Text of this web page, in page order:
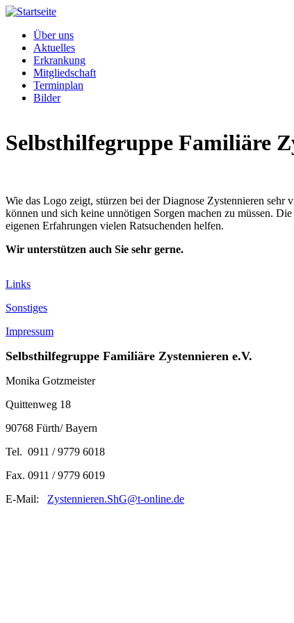
Direkt zum Inhalt
Über uns
Aktuelles
Erkrankung
Mitgliedschaft
Terminplan
Bilder
Selbsthilfegruppe Familiäre
Wie das Logo zeigt, stürzen bei der Diagnose Zystennieren
können und sich keine unnötigen Sorgen machen zu müssen.
eigenen Erfahrungen vielen Ratsuchenden helfen.
Wir unterstützen auch Sie sehr gerne.
Links
Sonstiges
Impressum
Selbsthilfegruppe Familiäre Zystennieren e.V.
Monika Gotzmeister
Quittenweg 18
90768 Fürth/ Bayern
Tel. 0911 / 9779 6018
Fax. 0911 / 9779 6019
E-Mail: Zystennieren.ShG@t-online.de